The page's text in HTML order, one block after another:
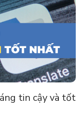
tin cậy và tốt